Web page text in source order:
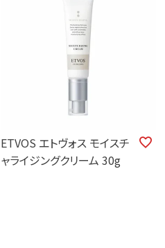
ETVOS エトヴォス モイスチ
ャライジングクリーム 30g